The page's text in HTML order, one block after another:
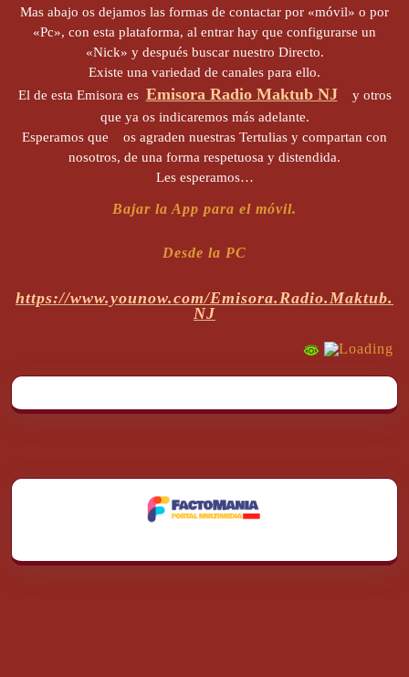
Mas abajo os dejamos las formas de contactar por «móvil» o por
«Pc», con esta plataforma, al entrar hay que configurarse un
«Nick» y después buscar nuestro Directo.
Existe una variedad de canales para ello.
El de esta Emisora es Emisora Radio Maktub NJ y otros
que ya os indicaremos más adelante.
Esperamos que os agraden nuestras Tertulias y compartan con
nosotros, de una forma respetuosa y distendida.
Les esperamos…
Bajar la App para el móvil.
Desde la PC
https://www.younow.com/Emisora.Radio.Maktub.
NJ